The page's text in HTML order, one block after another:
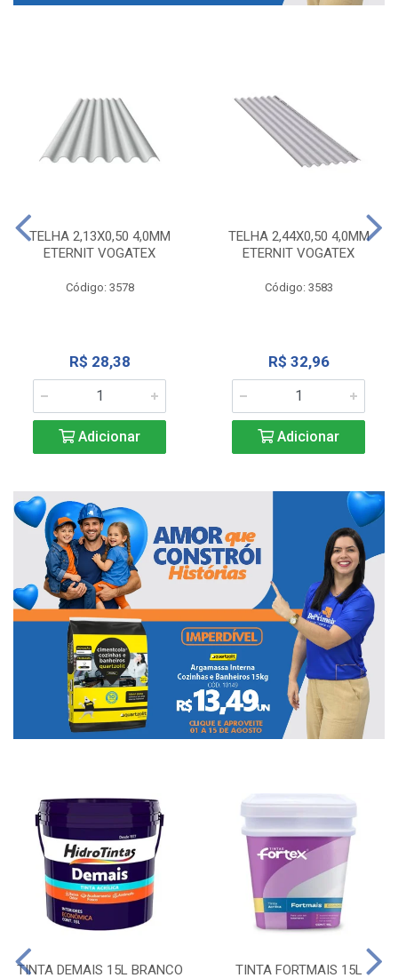
TELHA 2,13X0,50 4,0MM
ETERNIT VOGATEX
Código: 3578
R$ 28,38
Adicionar
TELHA 2,44X0,50 4,0MM
ETERNIT VOGATEX
Código: 3583
R$ 32,96
Adicionar
TINTA DEMAIS 15L BRANCO TINTA FORTMAIS 15L